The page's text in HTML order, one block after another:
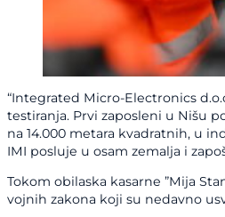
“Integrated Micro-Electronics
testiranja. Prvi zaposleni u Nišu
na 14.000 metara kvadratnih, u
IMI posluje u osam zemalja i
Tokom obilaska kasarne ”Mija
vojnih zakona koji su nedavno